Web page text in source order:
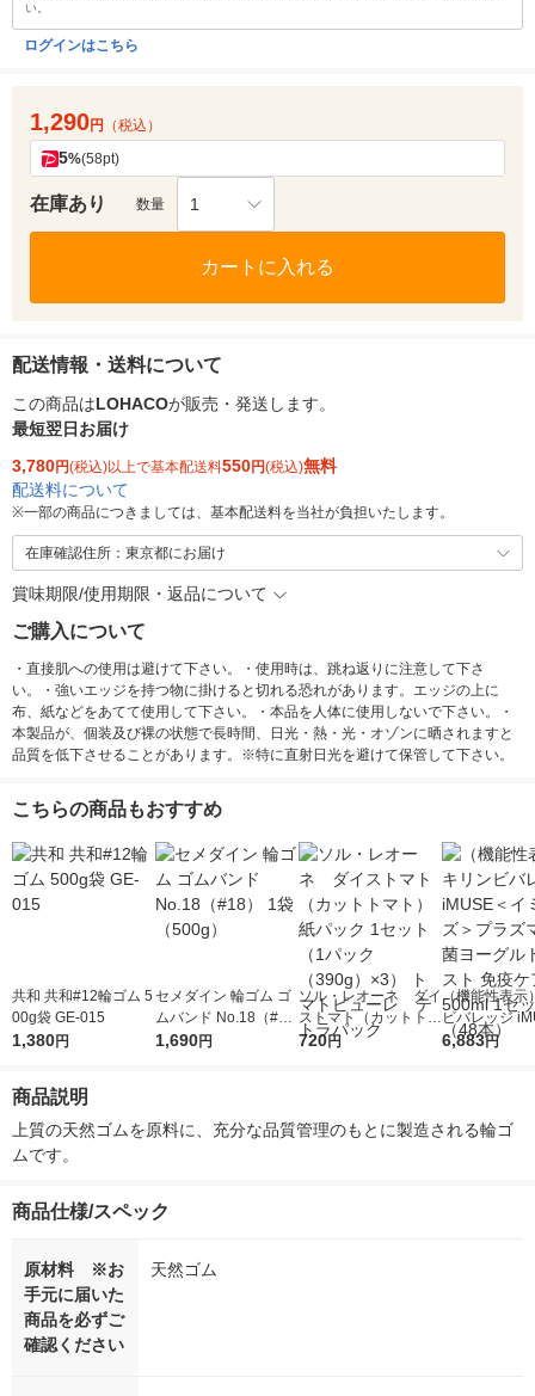
い。
ログインはこちら
1,290円 （税込）
5%(58pt)
在庫あり 数量 1
カートに入れる
配送情報・送料について
この商品はLOHACOが販売・発送します。
最短翌日お届け
3,780円(税込)以上で基本配送料550円(税込)無料
配送料について
※一部の商品につきましては、基本配送料を当社が負担いたします。
在庫確認住所：東京都にお届け
賞味期限/使用期限・返品について
ご購入について
・直接肌への使用は避けて下さい。・使用時は、跳ね返りに注意して下さ
い。・強いエッジを持つ物に掛けると切れる恐れがあります。エッジの上に
布、紙などをあてて使用して下さい。・本品を人体に使用しないで下さい。・
本製品が、個装及び裸の状態で長時間、日光・熱・光・オゾンに晒されますと
品質を低下させることがあります。※特に直射日光を避けて保管して下さい。
こちらの商品もおすすめ
共和 共和#12輪ゴム 5
00g袋 GE-015
1,380円
セメダイン 輪ゴム ゴ
ムバンド No.18（#1
8） 1袋（500g）
1,690円
ソル・レオーネ ダイ
ストマト（カットトマ
ト） 紙パック 1セッ
720円
（機能性表示
ビバレッジ
イミューズ＞
6,883円
商品説明
上質の天然ゴムを原料に、充分な品質管理のもとに製造される輪ゴ
ムです。
商品仕様/スペック
原材料 ※お
手元に届いた
商品を必ずご
確認ください
天然ゴム